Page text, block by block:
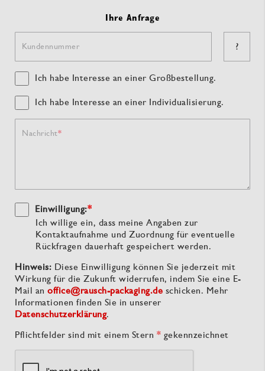
Ihre Anfrage
Kundennummer ?
Ich habe Interesse an einer Großbestellung.
Ich habe Interesse an einer Individualisierung.
Nachricht
Einwilligung:*
Ich willige ein, dass meine Angaben zur
Kontaktaufnahme und Zuordnung für eventuelle
Rückfragen dauerhaft gespeichert werden.
Hinweis: Diese Einwilligung können Sie jederzeit mit
Wirkung für die Zukunft widerrufen, indem Sie eine E-
Mail an office@rausch-packaging.de schicken. Mehr
Informationen finden Sie in unserer
Datenschutzerklärung.
Pflichtfelder sind mit einem Stern * gekennzeichnet